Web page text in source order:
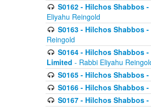
S0162 - Hilchos Shabbos
Eliyahu Reingold
S0163 - Hilchos Shabbos
Reingold
S0164 - Hilchos Shabbos
Limited - Rabbi Eliyahu
S0165 - Hilchos Shabbos
S0166 - Hilchos Shabbos
S0167 - Hilchos Shabbos